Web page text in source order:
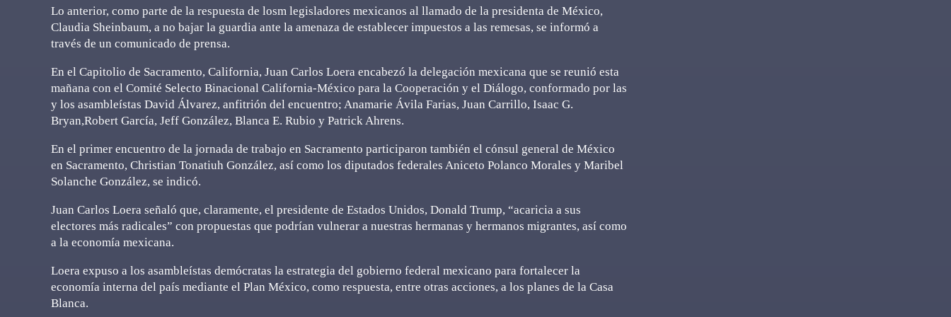
Lo anterior, como parte de la respuesta de losm legisladores mexicanos al llamado de la presidenta de México,
Claudia Sheinbaum, a no bajar la guardia ante la amenaza de establecer impuestos a las remesas, se informó a
través de un comunicado de prensa.
En el Capitolio de Sacramento, California, Juan Carlos Loera encabezó la delegación mexicana que se reunió esta
mañana con el Comité Selecto Binacional California-México para la Cooperación y el Diálogo, conformado por las
y los asambleístas David Álvarez, anfitrión del encuentro; Anamarie Ávila Farias, Juan Carrillo, Isaac G.
Bryan,Robert García, Jeff González, Blanca E. Rubio y Patrick Ahrens.
En el primer encuentro de la jornada de trabajo en Sacramento participaron también el cónsul general de México
en Sacramento, Christian Tonatiuh González, así como los diputados federales Aniceto Polanco Morales y Maribel
Solanche González, se indicó.
Juan Carlos Loera señaló que, claramente, el presidente de Estados Unidos, Donald Trump, “acaricia a sus
electores más radicales” con propuestas que podrían vulnerar a nuestras hermanas y hermanos migrantes, así como
a la economía mexicana.
Loera expuso a los asambleístas demócratas la estrategia del gobierno federal mexicano para fortalecer la
economía interna del país mediante el Plan México, como respuesta, entre otras acciones, a los planes de la Casa
Blanca.